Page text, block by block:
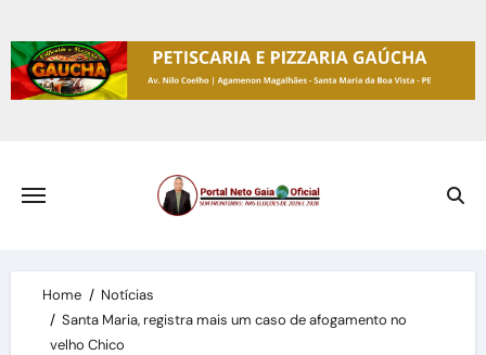
to
content
Home
Notícias
Santa Maria, registra mais um caso de afogamento no
velho Chico